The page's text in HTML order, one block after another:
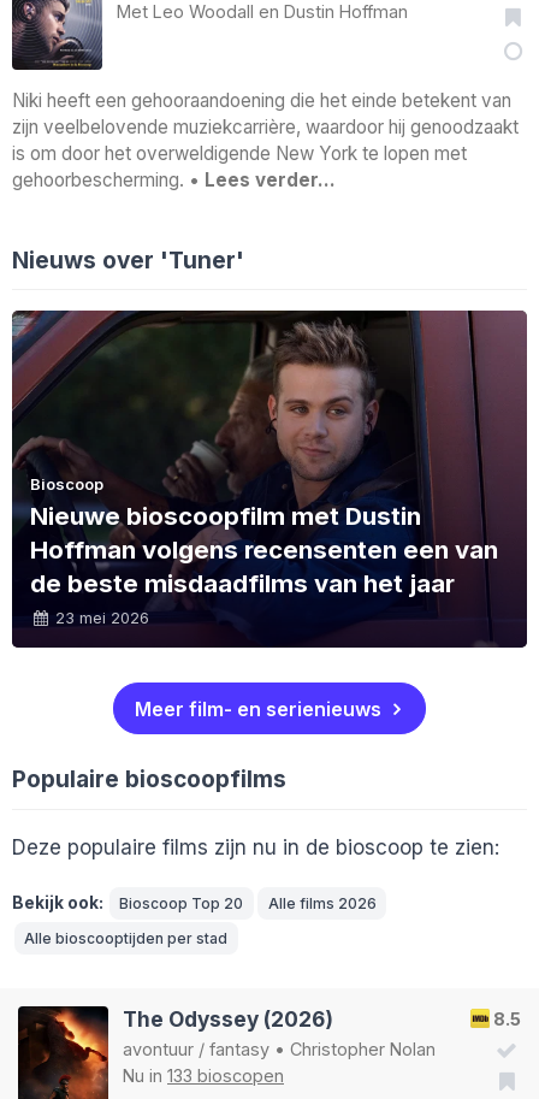
Met Leo Woodall en Dustin Hoffman
Niki heeft een gehooraandoening die het einde betekent van
zijn veelbelovende muziekcarrière, waardoor hij genoodzaakt
is om door het overweldigende New York te lopen met
gehoorbescherming. • Lees verder…
Nieuws over 'Tuner'
Bioscoop
Nieuwe bioscoopfilm met Dustin
Hoffman volgens recensenten een van
de beste misdaadfilms van het jaar
23 mei 2026
Meer film- en serienieuws
Populaire bioscoopfilms
Deze populaire films zijn nu in de bioscoop te zien:
Bekijk ook: Bioscoop Top 20
Alle films 2026
Alle bioscooptijden per stad
8.5
The Odyssey (2026)
avontuur / fantasy • Christopher Nolan
Nu in 133 bioscopen